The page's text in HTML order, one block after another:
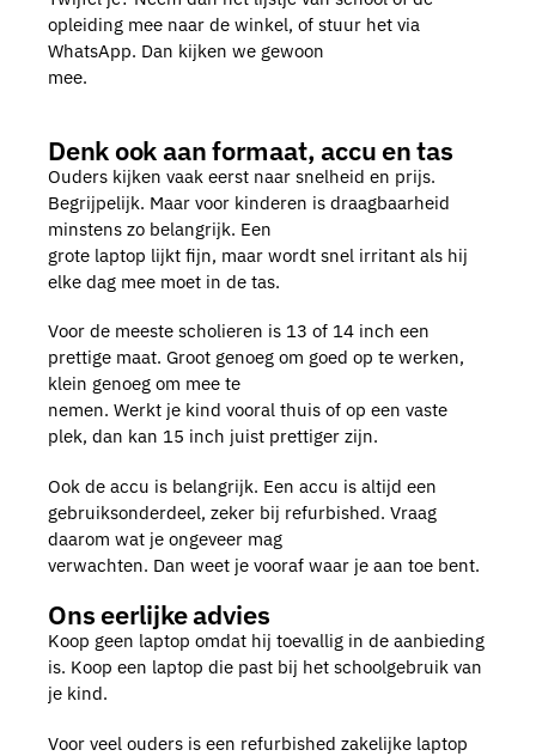
opleiding mee naar de winkel, of stuur het via
WhatsApp. Dan kijken we gewoon
mee.
Denk ook aan formaat, accu en tas
Ouders kijken vaak eerst naar snelheid en prijs.
Begrijpelijk. Maar voor kinderen is draagbaarheid
minstens zo belangrijk. Een
grote laptop lijkt fijn, maar wordt snel irritant als hij
elke dag mee moet in de tas.
Voor de meeste scholieren is 13 of 14 inch een
prettige maat. Groot genoeg om goed op te werken,
klein genoeg om mee te
nemen. Werkt je kind vooral thuis of op een vaste
plek, dan kan 15 inch juist prettiger zijn.
Ook de accu is belangrijk. Een accu is altijd een
gebruiksonderdeel, zeker bij refurbished. Vraag
daarom wat je ongeveer mag
verwachten. Dan weet je vooraf waar je aan toe bent.
Ons eerlijke advies
Koop geen laptop omdat hij toevallig in de aanbieding
is. Koop een laptop die past bij het schoolgebruik van
je kind.
Voor veel ouders is een refurbished zakelijke laptop